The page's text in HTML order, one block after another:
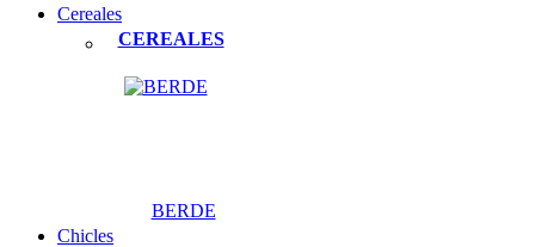
Cereales
CEREALES
BERDE
Chicles